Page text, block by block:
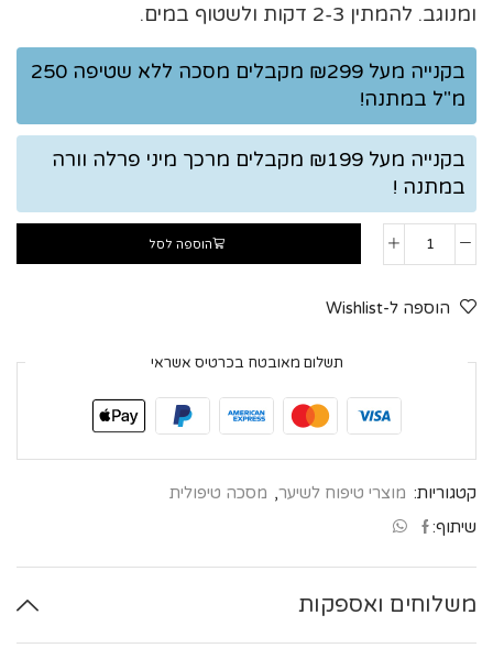
ומנוגב. להמתין 2-3 דקות ולשטוף במים.
בקנייה מעל ₪299 מקבלים מסכה ללא שטיפה 250
מ"ל במתנה!
בקנייה מעל ₪199 מקבלים מרכך מיני פרלה וורה
במתנה !
הוספה לסל
הוספה ל-Wishlist
תשלום מאובטח בכרטיס אשראי
קטגוריות: מוצרי טיפוח לשיער, מסכה טיפולית
שיתוף:
משלוחים ואספקות